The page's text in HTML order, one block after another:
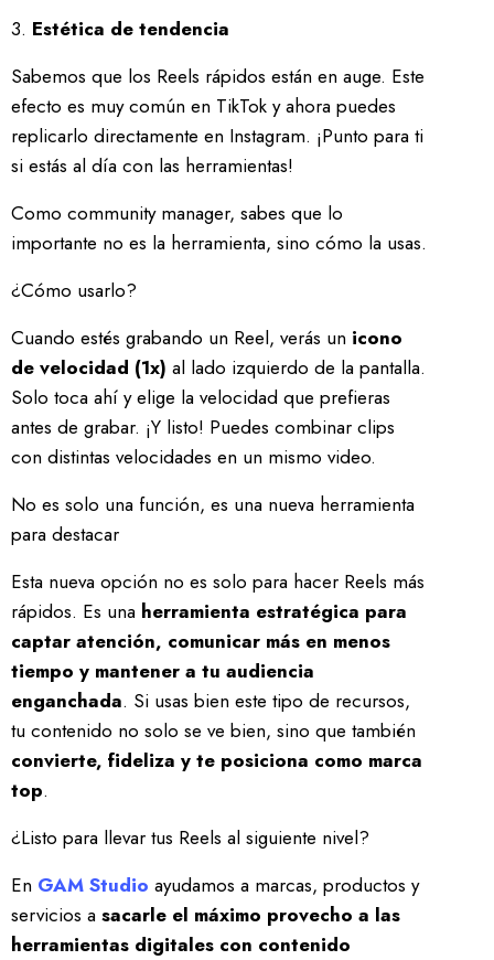
3. Estética de tendencia
Sabemos que los Reels rápidos están en auge. Este
efecto es muy común en TikTok y ahora puedes
replicarlo directamente en Instagram. ¡Punto para ti
si estás al día con las herramientas!
Como community manager, sabes que lo
importante no es la herramienta, sino cómo la usas.
¿Cómo usarlo?
Cuando estés grabando un Reel, verás un icono
de velocidad (1x) al lado izquierdo de la pantalla.
Solo toca ahí y elige la velocidad que prefieras
antes de grabar. ¡Y listo! Puedes combinar clips
con distintas velocidades en un mismo video.
No es solo una función, es una nueva herramienta
para destacar
Esta nueva opción no es solo para hacer Reels más
rápidos. Es una herramienta estratégica para
captar atención, comunicar más en menos
tiempo y mantener a tu audiencia
enganchada. Si usas bien este tipo de recursos,
tu contenido no solo se ve bien, sino que también
convierte, fideliza y te posiciona como marca
top.
¿Listo para llevar tus Reels al siguiente nivel?
En GAM Studio ayudamos a marcas, productos y
servicios a sacarle el máximo provecho a las
herramientas digitales con contenido